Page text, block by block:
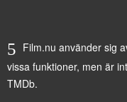
Film.nu använder sig
vissa funktioner, men är
TMDb.